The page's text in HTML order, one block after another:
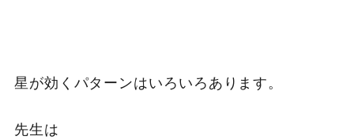
星が効くパターンはいろいろあります。
先生は